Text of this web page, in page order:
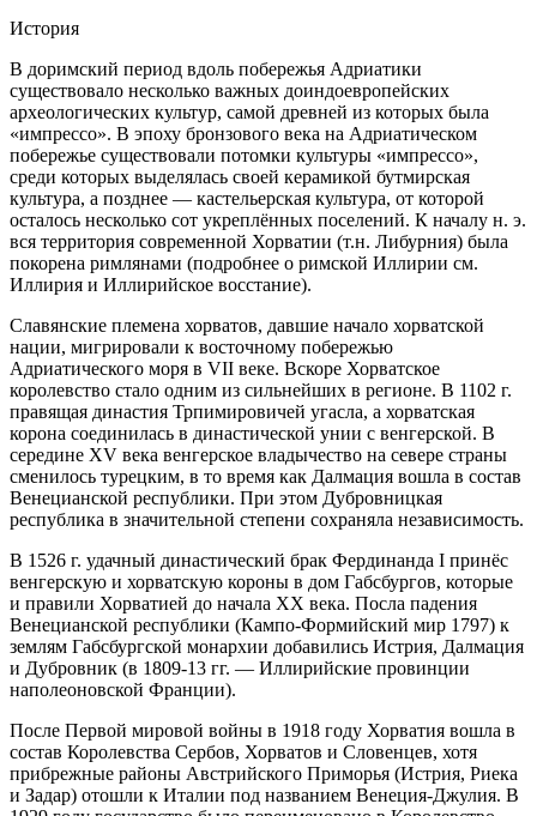
История
В доримский период вдоль побережья Адриатики
существовало несколько важных доиндоевропейских
археологических культур, самой древней из которых была
«импрессо». В эпоху бронзового века на Адриатическом
побережье существовали потомки культуры «импрессо»,
среди которых выделялась своей керамикой бутмирская
культура, а позднее — кастельерская культура, от которой
осталось несколько сот укреплённых поселений. К началу н. э.
вся территория современной Хорватии (т.н. Либурния) была
покорена римлянами (подробнее о римской Иллирии см.
Иллирия и Иллирийское восстание).
Славянские племена хорватов, давшие начало хорватской
нации, мигрировали к восточному побережью
Адриатического моря в VII веке. Вскоре Хорватское
королевство стало одним из сильнейших в регионе. В 1102 г.
правящая династия Трпимировичей угасла, а хорватская
корона соединилась в династической унии с венгерской. В
середине XV века венгерское владычество на севере страны
сменилось турецким, в то время как Далмация вошла в состав
Венецианской республики. При этом Дубровницкая
республика в значительной степени сохраняла независимость.
В 1526 г. удачный династический брак Фердинанда I принёс
венгерскую и хорватскую короны в дом Габсбургов, которые
и правили Хорватией до начала XX века. Посла падения
Венецианской республики (Кампо-Формийский мир 1797) к
землям Габсбургской монархии добавились Истрия, Далмация
и Дубровник (в 1809-13 гг. — Иллирийские провинции
наполеоновской Франции).
После Первой мировой войны в 1918 году Хорватия вошла в
состав Королевства Сербов, Хорватов и Словенцев, хотя
прибрежные районы Австрийского Приморья (Истрия, Риека
и Задар) отошли к Италии под названием Венеция-Джулия. В